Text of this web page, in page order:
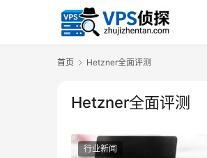
首页 Hetzner全面评测
Hetzner全面评测
行业新闻